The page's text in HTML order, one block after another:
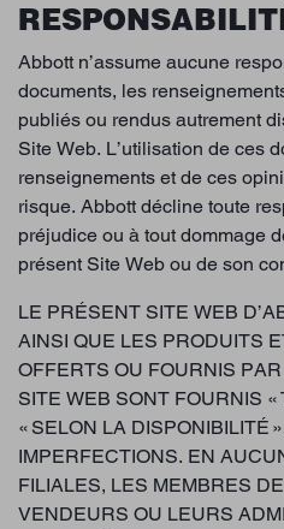
Abbott n’assume aucune
documents, les
publiés ou rendus autrement
Site Web. L’utilisation de ces
renseignements et de ces
risque. Abbott décline toute
préjudice ou à tout dommage
présent Site Web ou de son
LE PRÉSENT SITE WEB
AINSI QUE LES PRODUITS
OFFERTS OU FOURNIS
SITE WEB SONT FOURNIS «
« SELON LA DISPONIBILITÉ
IMPERFECTIONS. EN
FILIALES, LES MEMBRES
VENDEURS OU LEURS